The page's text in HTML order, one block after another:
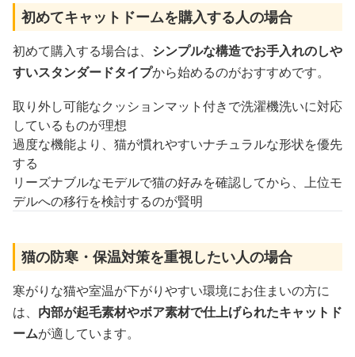
初めてキャットドームを購入する人の場合
初めて購入する場合は、 シンプルな構造でお手入れのしや
すいスタンダードタイプから始めるのがおすすめです。
取り外し可能なクッションマット付きで洗濯機洗いに対応
しているものが理想
過度な機能より、猫が慣れやすいナチュラルな形状を優先
する
リーズナブルなモデルで猫の好みを確認してから、上位モ
デルへの移行を検討するのが賢明
猫の防寒・保温対策を重視したい人の場合
寒がりな猫や室温が下がりやすい環境にお住まいの方に
は、 内部が起毛素材やボア素材で仕上げられたキャットド
ームが適しています。